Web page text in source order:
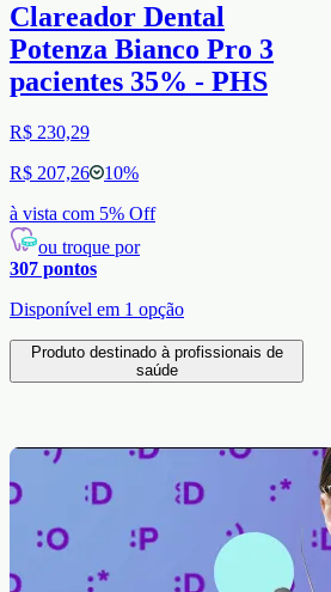
Clareador Dental
Potenza Bianco Pro 3
pacientes 35% - PHS
R$ 230,29
R$ 207,26
10%
à vista com 5% Off
ou troque por
307 pontos
Disponível em 1 opção
Produto destinado à profissionais de
saúde